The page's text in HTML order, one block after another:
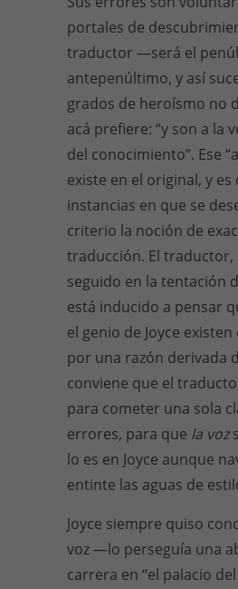
portales de
traductor —será el
antepenúltimo, y así
grados de heroísmo no
acá prefiere: “y son a la
del conocimiento”. Ese
existe en el original, y es
instancias en que se
criterio la noción de
traducción. El traductor,
seguido en la tentación
está inducido a pensar
el genio de Joyce
por una razón derivada
conviene que el
para cometer una sola
errores, para que la voz
lo es en Joyce aunque
entinte las aguas de
Joyce siempre quiso
voz —lo perseguía una
carrera en “el palacio